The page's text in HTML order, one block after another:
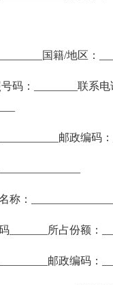
国籍/地区：
码：________联系电
邮政编码：
称：________________
_______所占份额：
邮政编码：